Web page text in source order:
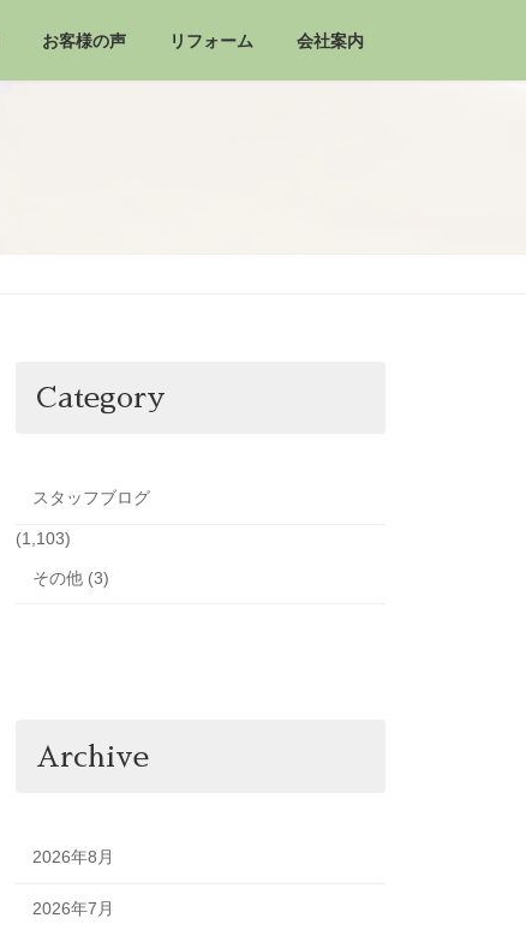
お客様の声 リフォーム 会社案内
Category
スタッフブログ
(1,103)
その他 (3)
Archive
2026年8月
2026年7月